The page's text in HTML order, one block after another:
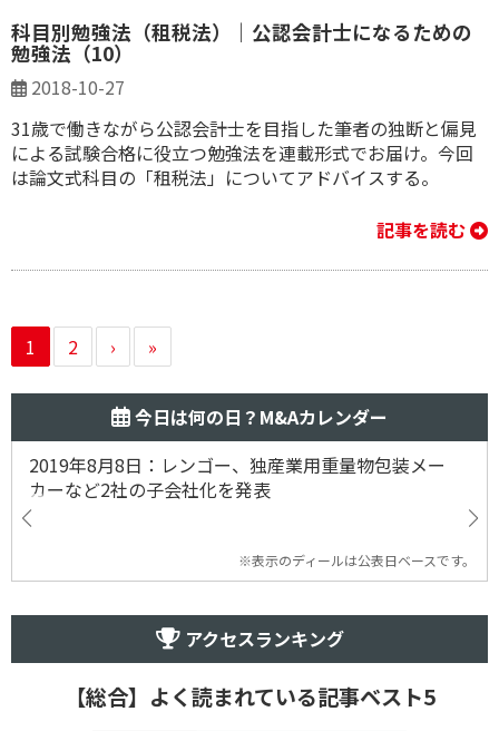
科目別勉強法（租税法）｜公認会計士になるための
勉強法（10）
2018-10-27
31歳で働きながら公認会計士を目指した筆者の独断と偏見
による試験合格に役立つ勉強法を連載形式でお届け。今回
は論文式科目の「租税法」についてアドバイスする。
記事を読む
1 2 › »
今日は何の日？M&Aカレンダー
2019年8月8日：レンゴー、独産業用重量物包装メー
カーなど2社の子会社化を発表
※表示のディールは公表日ベースです。
アクセスランキング
【総合】よく読まれている記事ベスト5